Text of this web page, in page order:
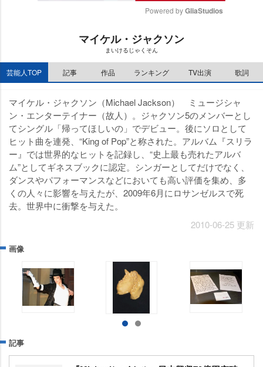
e
Powered by GliaStudios
マイケル・ジャクソン
まいけるじゃくそん
芸能人TOP 記事 作品 ランキング TV出演 歌詞
マイケル・ジャクソン（Michael Jackson） ミュージシャ
ン・エンターテイナー（故人）。ジャクソン5のメンバーとし
てシングル「帰ってほしいの」でデビュー。後にソロとして
ヒット曲を連発、“King of Pop”と称された。アルバム『スリラ
ー』では世界的なヒットを記録し、“史上最も売れたアルバ
ム”としてギネスブックに認定。シンガーとしてだけでなく、
ダンスやパフォーマンスなどにおいても高い評価を集め、多
くの人々に影響を与えたが、2009年6月にロサンゼルスで死
去。世界中に衝撃を与えた。
2010-06-25 更新
画像
記事